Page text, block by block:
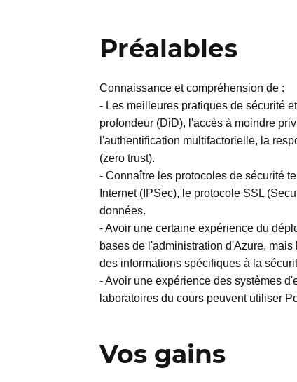
Préalables
Connaissance et compréhension de :
- Les meilleures pratiques de sécurité
profondeur (DiD), l'accès à moindre
l'authentification multifactorielle, la
(zero trust).
- Connaître les protocoles de sécurité
Internet (IPSec), le protocole SSL
données.
- Avoir une certaine expérience du
bases de l'administration d'Azure,
des informations spécifiques à la
- Avoir une expérience des systèmes
laboratoires du cours peuvent utiliser
Vos gains